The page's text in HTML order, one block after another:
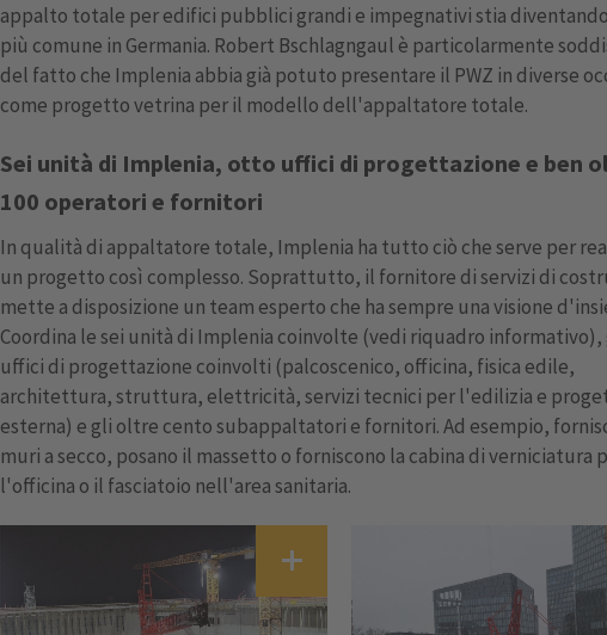
appalto totale per edifici pubblici grandi e impegnativi stia
più comune in Germania. Robert Bschlagngaul è particolarmente
del fatto che Implenia abbia già potuto presentare il PWZ in diverse
come progetto vetrina per il modello dell'appaltatore totale.
Sei unità di Implenia, otto uffici di progettazione e ben
100 operatori e fornitori
In qualità di appaltatore totale, Implenia ha tutto ciò che serve per
un progetto così complesso. Soprattutto, il fornitore di servizi di
mette a disposizione un team esperto che ha sempre una visione
Coordina le sei unità di Implenia coinvolte (vedi riquadro
uffici di progettazione coinvolti (palcoscenico, officina, fisica edile,
architettura, struttura, elettricità, servizi tecnici per l'edilizia e
esterna) e gli oltre cento subappaltatori e fornitori. Ad esempio,
muri a secco, posano il massetto o forniscono la cabina di verniciatura
l'officina o il fasciatoio nell'area sanitaria.